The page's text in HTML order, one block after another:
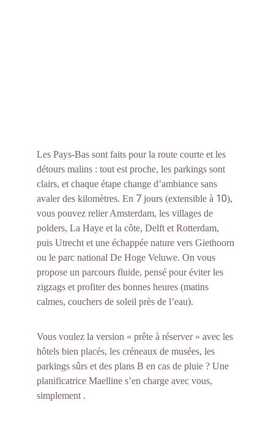
Les Pays-Bas sont faits pour la route courte et les
détours malins : tout est proche, les parkings sont
clairs, et chaque étape change d’ambiance sans
avaler des kilomètres. En 7 jours (extensible à 10),
vous pouvez relier Amsterdam, les villages de
polders, La Haye et la côte, Delft et Rotterdam,
puis Utrecht et une échappée nature vers Giethoorn
ou le parc national De Hoge Veluwe. On vous
propose un parcours fluide, pensé pour éviter les
zigzags et profiter des bonnes heures (matins
calmes, couchers de soleil près de l’eau).
Vous voulez la version « prête à réserver » avec les
hôtels bien placés, les créneaux de musées, les
parkings sûrs et des plans B en cas de pluie ? Une
planificatrice Maelline s’en charge avec vous,
simplement .